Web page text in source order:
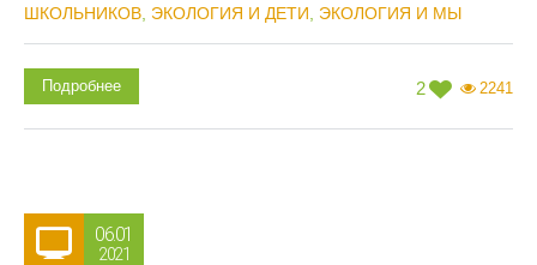
ШКОЛЬНИКОВ ЭКОЛОГИЯ И ДЕТИ ЭКОЛОГИЯ И МЫ
2 2241
Подробнее
06.01
2021